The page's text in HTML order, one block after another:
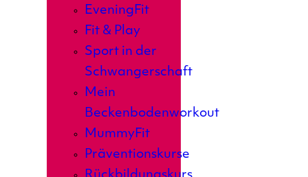
EveningFit
Fit & Play
Sport in der
Schwangerschaft
Mein
Beckenbodenworkout
MummyFit
Präventionskurse